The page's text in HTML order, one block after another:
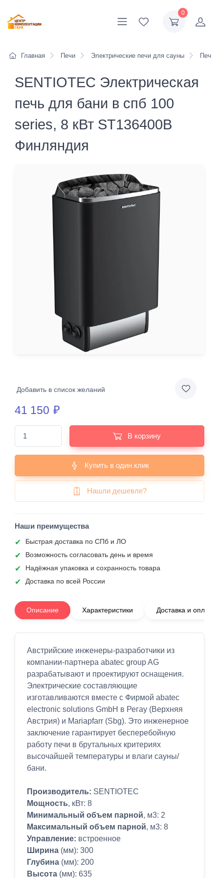
0
Главная Печи Электрические печи для сауны Печи
SENTIOTEC Электрическая
печь для бани в спб 100
series, 8 кВт ST136400В
Финляндия
Добавить в список желаний
41 150 ₽
В корзину
Купить в один клик
Нашли дешевле?
Наши преимущества
Быстрая доставка по СПб и ЛО
Возможность согласовать день и время
Надёжная упаковка и сохранность товара
Доставка по всей России
Описание Характеристики Доставка и оплата
Австрийские инженеры-разработчики из
компании-партнера abatec group AG
разрабатывают и проектируют оснащения.
Электрические составляющие
изготавливаются вместе с Фирмой abatec
electronic solutions GmbH в Регау (Верхняя
Австрия) и Mariapfarr (Sbg). Это инженерное
заключение гарантирует бесперебойную
работу печи в брутальных критериях
высочайшей температуры и влаги сауны/
бани.
Производитель: SENTIOTEC
Мощность, кВт: 8
Минимальный объем парной, м3: 2
Максимальный объем парной, м3: 8
Управление: встроенное
Ширина (мм): 300
Глубина (мм): 200
Высота (мм): 635